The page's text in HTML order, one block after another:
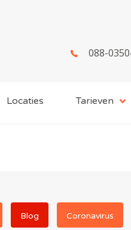
088-
Locaties Tarieven
Blog Coronavirus